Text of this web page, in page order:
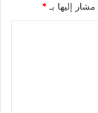
إليها بـ *